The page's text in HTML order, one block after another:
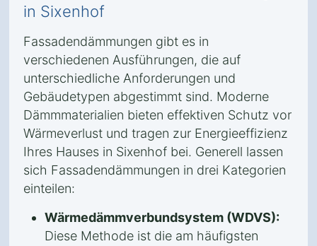
in Sixenhof
Fassadendämmungen gibt es in
verschiedenen Ausführungen, die auf
unterschiedliche Anforderungen und
Gebäudetypen abgestimmt sind. Moderne
Dämmmaterialien bieten effektiven Schutz vor
Wärmeverlust und tragen zur Energieeffizienz
Ihres Hauses in Sixenhof bei. Generell lassen
sich Fassadendämmungen in drei Kategorien
einteilen:
Wärmedämmverbundsystem (WDVS):
Diese Methode ist die am häufigsten